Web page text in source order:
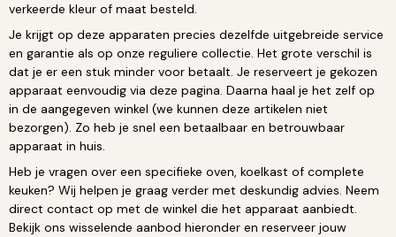
verkeerde kleur of maat besteld.
Je krijgt op deze apparaten precies dezelfde uitgebreide service
en garantie als op onze reguliere collectie. Het grote verschil is
dat je er een stuk minder voor betaalt. Je reserveert je gekozen
apparaat eenvoudig via deze pagina. Daarna haal je het zelf op
in de aangegeven winkel (we kunnen deze artikelen niet
bezorgen). Zo heb je snel een betaalbaar en betrouwbaar
apparaat in huis.
Heb je vragen over een specifieke oven, koelkast of complete
keuken? Wij helpen je graag verder met deskundig advies. Neem
direct contact op met de winkel die het apparaat aanbiedt.
Bekijk ons wisselende aanbod hieronder en reserveer jouw